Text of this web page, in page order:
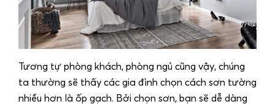
Tương tự phòng khách, phòng ngủ cũng vậy, chúng
ta thường sẽ thấy các gia đình chọn cách sơn tường
nhiều hơn là ốp gạch. Bởi chọn sơn, bạn sẽ dễ dàng